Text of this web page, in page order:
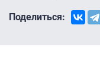
Поделиться: